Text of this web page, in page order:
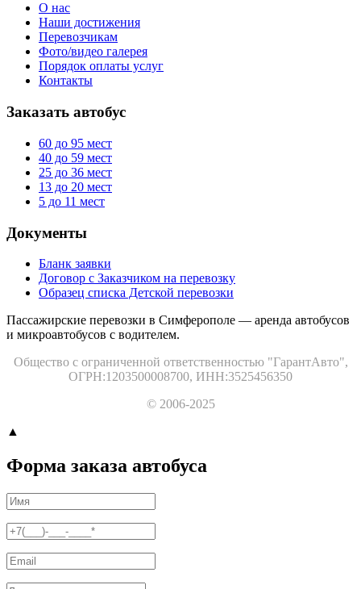
О нас
Наши достижения
Перевозчикам
Фото/видео галерея
Порядок оплаты услуг
Контакты
Заказать автобус
60 до 95 мест
40 до 59 мест
25 до 36 мест
13 до 20 мест
5 до 11 мест
Документы
Бланк заявки
Договор с Заказчиком на перевозку
Образец списка Детской перевозки
Пассажирские перевозки в Симферополе — аренда автобусов
и микроавтобусов с водителем.
Общество с ограниченной ответственностью "ГарантАвто",
ОГРН:1203500008700, ИНН:3525456350
© 2006-2025
▲
Форма заказа автобуса